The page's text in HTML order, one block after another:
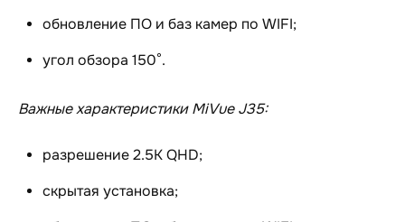
обновление ПО и баз камер по WIFI;
угол обзора 150°.
Важные характеристики MiVue J35:
разрешение 2.5K QHD;
скрытая установка;